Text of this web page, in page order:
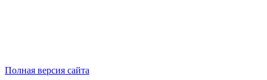
Полная версия сайта